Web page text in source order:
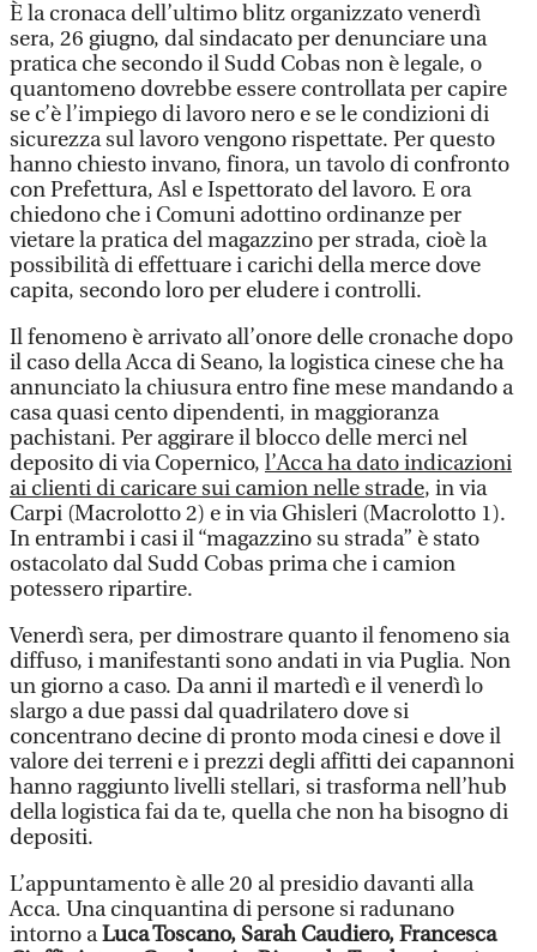
È la cronaca dell’ultimo blitz organizzato venerdì
sera, 26 giugno, dal sindacato per denunciare una
pratica che secondo il Sudd Cobas non è legale, o
quantomeno dovrebbe essere controllata per capire
se c’è l’impiego di lavoro nero e se le condizioni di
sicurezza sul lavoro vengono rispettate. Per questo
hanno chiesto invano, finora, un tavolo di confronto
con Prefettura, Asl e Ispettorato del lavoro. E ora
chiedono che i Comuni adottino ordinanze per
vietare la pratica del magazzino per strada, cioè la
possibilità di effettuare i carichi della merce dove
capita, secondo loro per eludere i controlli.
Il fenomeno è arrivato all’onore delle cronache dopo
il caso della Acca di Seano, la logistica cinese che ha
annunciato la chiusura entro fine mese mandando a
casa quasi cento dipendenti, in maggioranza
pachistani. Per aggirare il blocco delle merci nel
deposito di via Copernico, l’Acca ha dato indicazioni
ai clienti di caricare sui camion nelle strade, in via
Carpi (Macrolotto 2) e in via Ghisleri (Macrolotto 1).
In entrambi i casi il “magazzino su strada” è stato
ostacolato dal Sudd Cobas prima che i camion
potessero ripartire.
Venerdì sera, per dimostrare quanto il fenomeno sia
diffuso, i manifestanti sono andati in via Puglia. Non
un giorno a caso. Da anni il martedì e il venerdì lo
slargo a due passi dal quadrilatero dove si
concentrano decine di pronto moda cinesi e dove il
valore dei terreni e i prezzi degli affitti dei capannoni
hanno raggiunto livelli stellari, si trasforma nell’hub
della logistica fai da te, quella che non ha bisogno di
depositi.
L’appuntamento è alle 20 al presidio davanti alla
Acca. Una cinquantina di persone si radunano
intorno aLuca Toscano, Sarah Caudiero, Francesca